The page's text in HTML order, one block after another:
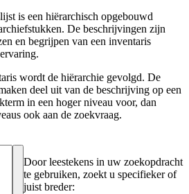
is een hiërarchisch opgebouwd
De beschrijvingen zijn
en begrijpen van een inventaris
wordt de hiërarchie gevolgd. De
deel uit van de beschrijving op een
in een hoger niveau voor, dan
ook aan de zoekvraag.
Door leestekens in uw zoekopdracht
te gebruiken, zoekt u specifieker of
juist breder: